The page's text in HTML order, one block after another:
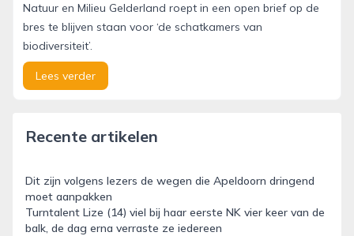
Natuur en Milieu Gelderland roept in een open brief op de
bres te blijven staan voor ‘de schatkamers van
biodiversiteit’.
Lees verder
Recente artikelen
Dit zijn volgens lezers de wegen die Apeldoorn dringend
moet aanpakken
Turntalent Lize (14) viel bij haar eerste NK vier keer van de
balk, de dag erna verraste ze iedereen